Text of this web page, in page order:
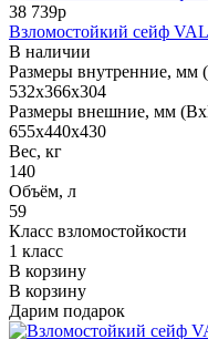
38 739р
Взломостойкий сейф
В наличии
Размеры внутренние,
532x366x304
Размеры внешние, мм
655x440x430
Вес, кг
140
Объём, л
59
Класс взломостойкости
1 класс
В корзину
В корзину
Дарим подарок